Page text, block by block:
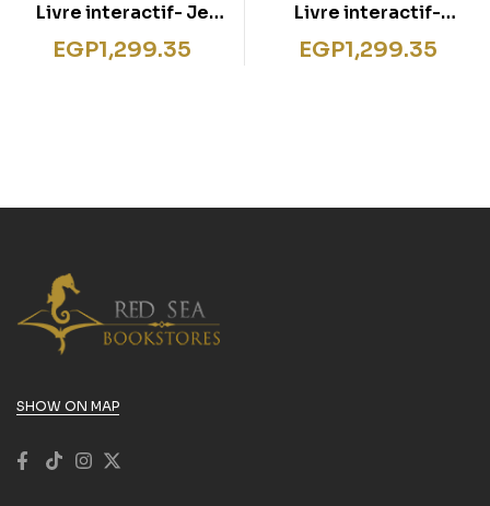
Livre interactif- Je
découvre les
chevaliers
EGP1,299.35
Livre interactif-
L’espace
EGP1,299.35
SHOW ON MAP